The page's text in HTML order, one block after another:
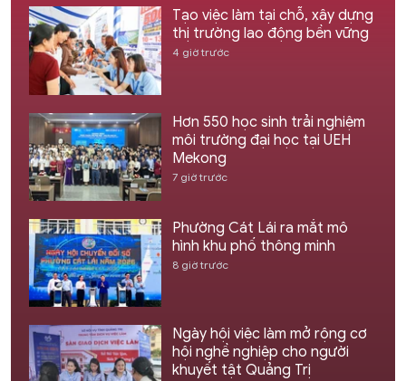
Tạo việc làm tại chỗ, xây dựng
thị trường lao động bền vững
4 giờ trước
Hơn 550 học sinh trải nghiệm
môi trường đại học tại UEH
Mekong
7 giờ trước
Phường Cát Lái ra mắt mô
hình khu phố thông minh
8 giờ trước
Ngày hội việc làm mở rộng cơ
hội nghề nghiệp cho người
khuyết tật Quảng Trị